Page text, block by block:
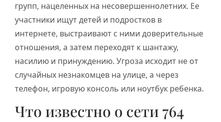
групп, нацеленных на несовершеннолетних. Ее
участники ищут детей и подростков в
интернете, выстраивают с ними доверительные
отношения, а затем переходят к шантажу,
насилию и принуждению. Угроза исходит не от
случайных незнакомцев на улице, а через
телефон, игровую консоль или ноутбук ребенка.
Что известно о сети 764